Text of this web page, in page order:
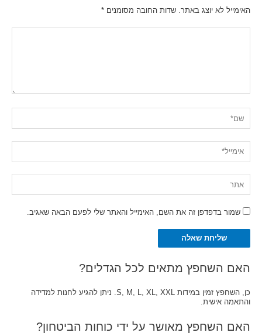
האימייל לא יוצג באתר. שדות החובה מסומנים *
אימייל*
שמור בדפדפן זה את השם, האימייל והאתר שלי לפעם הבאה שאגיב.
Alternative:
האם השחפץ מתאים לכל הגדלים?
כן, השחפץ זמין במידות S, M, L, XL, XXL. ניתן להגיע לחנות למדידה
והתאמה אישית.
האם השחפץ מאושר על ידי כוחות הביטחון?